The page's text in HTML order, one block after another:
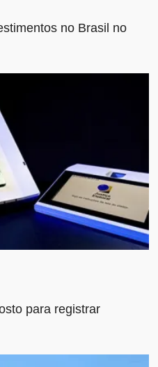
no Brasil no
para registrar